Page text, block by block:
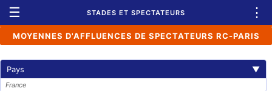
☰ STADES ET SPECTATEURS ⋮
MOYENNES D'AFFLUENCES DE SPECTATEURS RC-PARIS
Pays ▼
France